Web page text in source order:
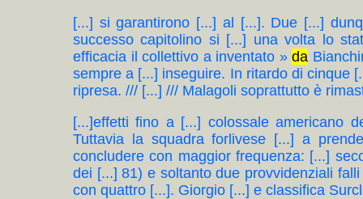
[...] si garantirono [...] al [...]. Due [...]
successo capitolino si [...] una volta lo
efficacia il collettivo a inventato »da
sempre a [...] inseguire. In ritardo di cinque
ripresa. /// [...] /// Malagoli soprattutto è
[...]effetti fino a [...] colossale americano
Tuttavia la squadra forlivese [...] a
concludere con maggior frequenza: [...]
dei [...] 81) e soltanto due provvidenziali
con quattro [...]. Giorgio [...] e classifica